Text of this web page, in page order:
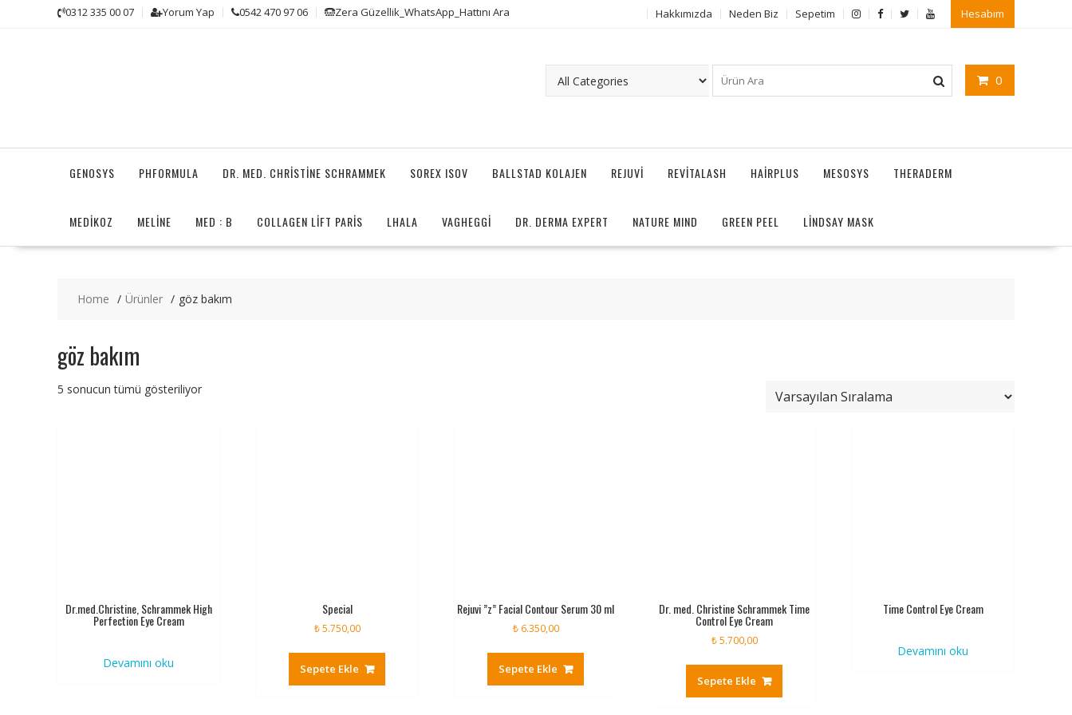
0312 335 00 07 Yorum Yap 0542 470 97 06 Zera Güzellik_WhatsApp_Hattını Ara Hakkımızda Neden Biz Sepetim Hesabım
0
GENOSYS PHFORMULA DR. MED. CHRISTINE SCHRAMMEK SOREX ISOV BALLSTAD KOLAJEN REJUVI REVITALASH HAIRPLUS MESOSYS THERADERM
MEDİKOZ MELINE MED : B COLLAGEN LIFT PARIS LHALA VAGHEGGI DR. DERMA EXPERT NATURE MIND GREEN PEEL LİNDSAY MASK
Home Ürünler göz bakım
göz bakım
5 sonucun tümü gösteriliyor
Dr.med.Christine, Schrammek High
Perfection Eye Cream
Devamını oku
Special
₺5.750,00
Sepete Ekle
Rejuvi ”z” Facial Contour Serum 30 ml
₺6.350,00
Sepete Ekle
Dr. med. Christine Schrammek Time
Control Eye Cream
₺5.700,00
Sepete Ekle
Time Control Eye Cream
Devamını oku